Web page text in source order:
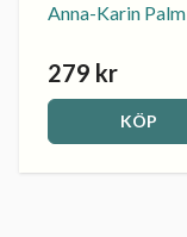
Anna-Karin Palm
279 kr
KÖP